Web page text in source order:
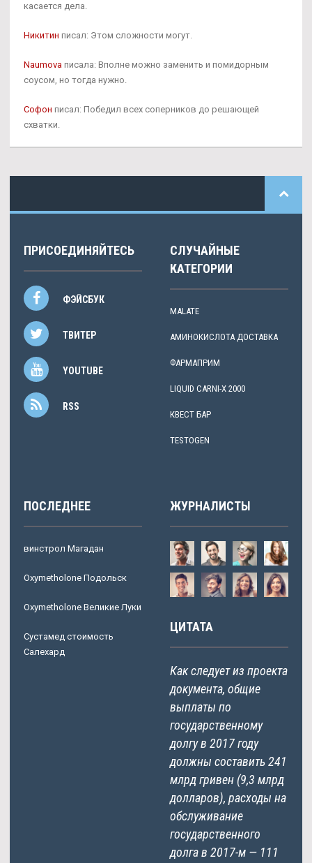
касается дела.
Никитин писал: Этом сложности могут.
Naumova писала: Вполне можно заменить и помидорным
соусом, но тогда нужно.
Софон писал: Победил всех соперников до решающей
схватки.
ПРИСОЕДИНЯЙТЕСЬ
ФЭЙСБУК
ТВИТЕР
YOUTUBE
RSS
СЛУЧАЙНЫЕ
КАТЕГОРИИ
MALATE
АМИНОКИСЛОТА ДОСТАВКА
ФАРМАПРИМ
LIQUID CARNI-X 2000
КВЕСТ БАР
TESTOGEN
ПОСЛЕДНЕЕ
винстрол Магадан
Oxymetholone Подольск
Oxymetholone Великие Луки
Сустамед стоимость
Салехард
ЖУРНАЛИСТЫ
ЦИТАТА
Как следует из проекта
документа, общие
выплаты по
государственному
долгу в 2017 году
должны составить 241
млрд гривен (9,3 млрд
долларов), расходы на
обслуживание
государственного
долга в 2017-м — 111